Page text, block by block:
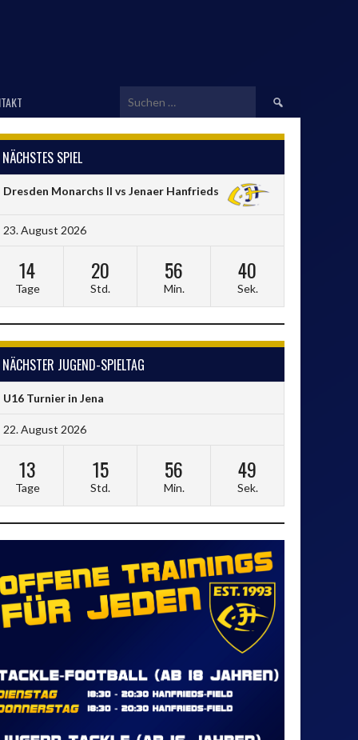
Suchen
nach:
NÄCHSTES SPIEL
Dresden Monarchs II vs Jenaer Hanfrieds
23. August 2026
14
Tage
20
Std.
56
Min.
39
Sek.
NÄCHSTER JUGEND-SPIELTAG
U16 Turnier in Jena
22. August 2026
13
Tage
15
Std.
56
Min.
48
Sek.